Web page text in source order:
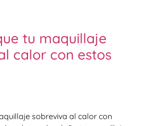
tu maquillaje
calor con estos
sobreviva al calor con